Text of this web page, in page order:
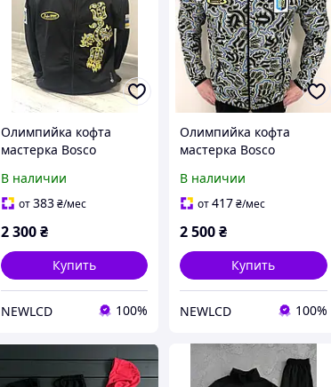
Олимпийка кофта
мастерка Bosco
Ukraineчерная 2026/27
/ классик
В наличии
от383₴/мес
2 300₴
Купить
NEWLCD 100%
Олимпийка кофта
мастерка Bosco
классик 2026/27 /
классик
В наличии
от417₴/мес
2 500₴
Купить
NEWLCD 100%